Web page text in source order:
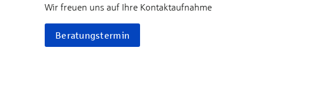
Wir freuen uns auf Ihre Kontaktaufnahme
Beratungstermin